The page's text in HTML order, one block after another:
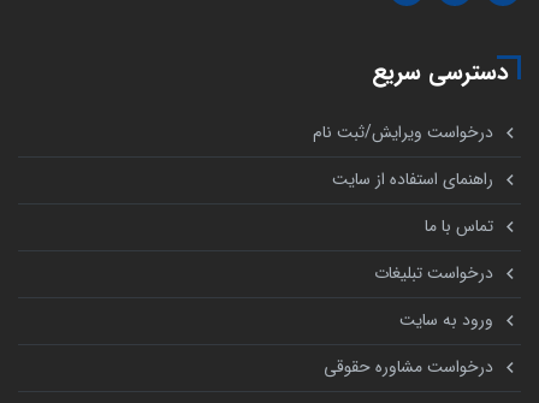
دسترسی سریع
درخواست ویرایش/ثبت نام
راهنمای استفاده از سایت
تماس با ما
درخواست تبلیغات
ورود به سایت
درخواست مشاوره حقوقی